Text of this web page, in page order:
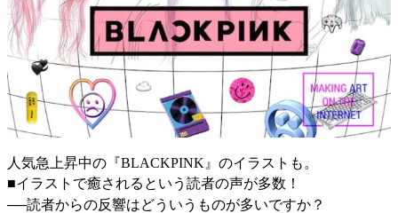
人気急上昇中の『BLACKPINK』のイラストも。
■イラストで癒されるという読者の声が多数！
──読者からの反響はどういうものが多いですか？